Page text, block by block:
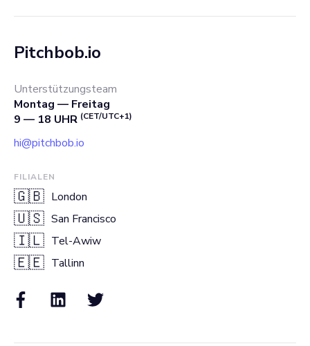
Pitchbob.io
Unterstützungsteam
Montag — Freitag
9 — 18 UHR (CET/UTC+1)
hi@pitchbob.io
FILIALEN
🇬🇧 London
🇺🇸 San Francisco
🇮🇱 Tel-Awiw
🇪🇪 Tallinn